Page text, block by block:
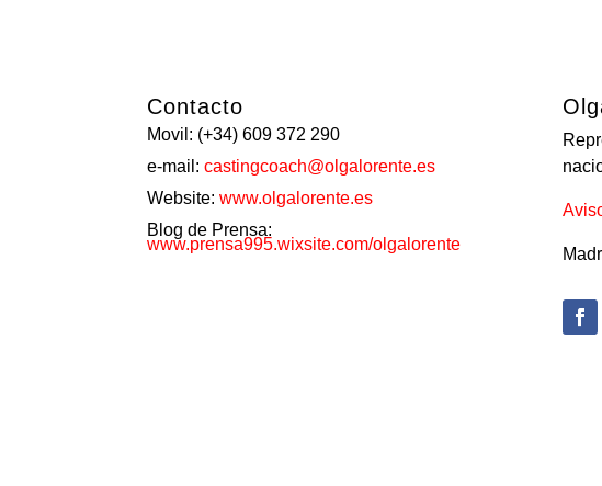
Contacto
Movil: (+34) 609 372 290
e-mail:castingcoach@olgalorente.es
Website:www.olgalorente.es
Blog de Prensa:
www.prensa995.wixsite.com/olgalorente